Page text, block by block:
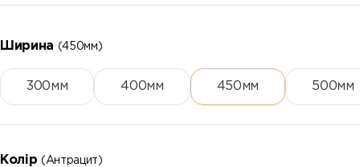
Ширина (450мм)
300мм 400мм 450мм 500мм
Колір(Антрацит)